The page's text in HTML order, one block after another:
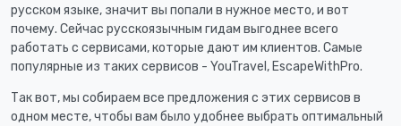
русском языке, значит вы попали в нужное место, и вот
почему. Сейчас русскоязычным гидам выгоднее всего
работать с сервисами, которые дают им клиентов. Самые
популярные из таких сервисов - YouTravel, EscapeWithPro.
Так вот, мы собираем все предложения с этих сервисов в
одном месте, чтобы вам было удобнее выбрать оптимальный